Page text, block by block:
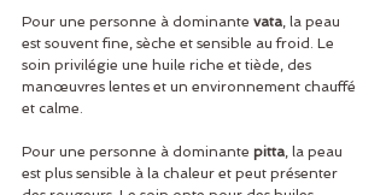
Pour une personne à dominante vata, la peau
est souvent fine, sèche et sensible au froid. Le
soin privilégie une huile riche et tiède, des
manœuvres lentes et un environnement chauffé
et calme.
Pour une personne à dominante pitta, la peau
est plus sensible à la chaleur et peut présenter